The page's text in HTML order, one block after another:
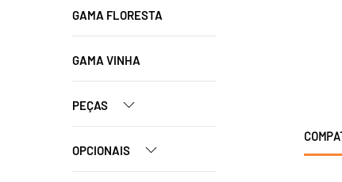
GAMA FLORESTA
GAMA VINHA
PEÇAS
OPCIONAIS